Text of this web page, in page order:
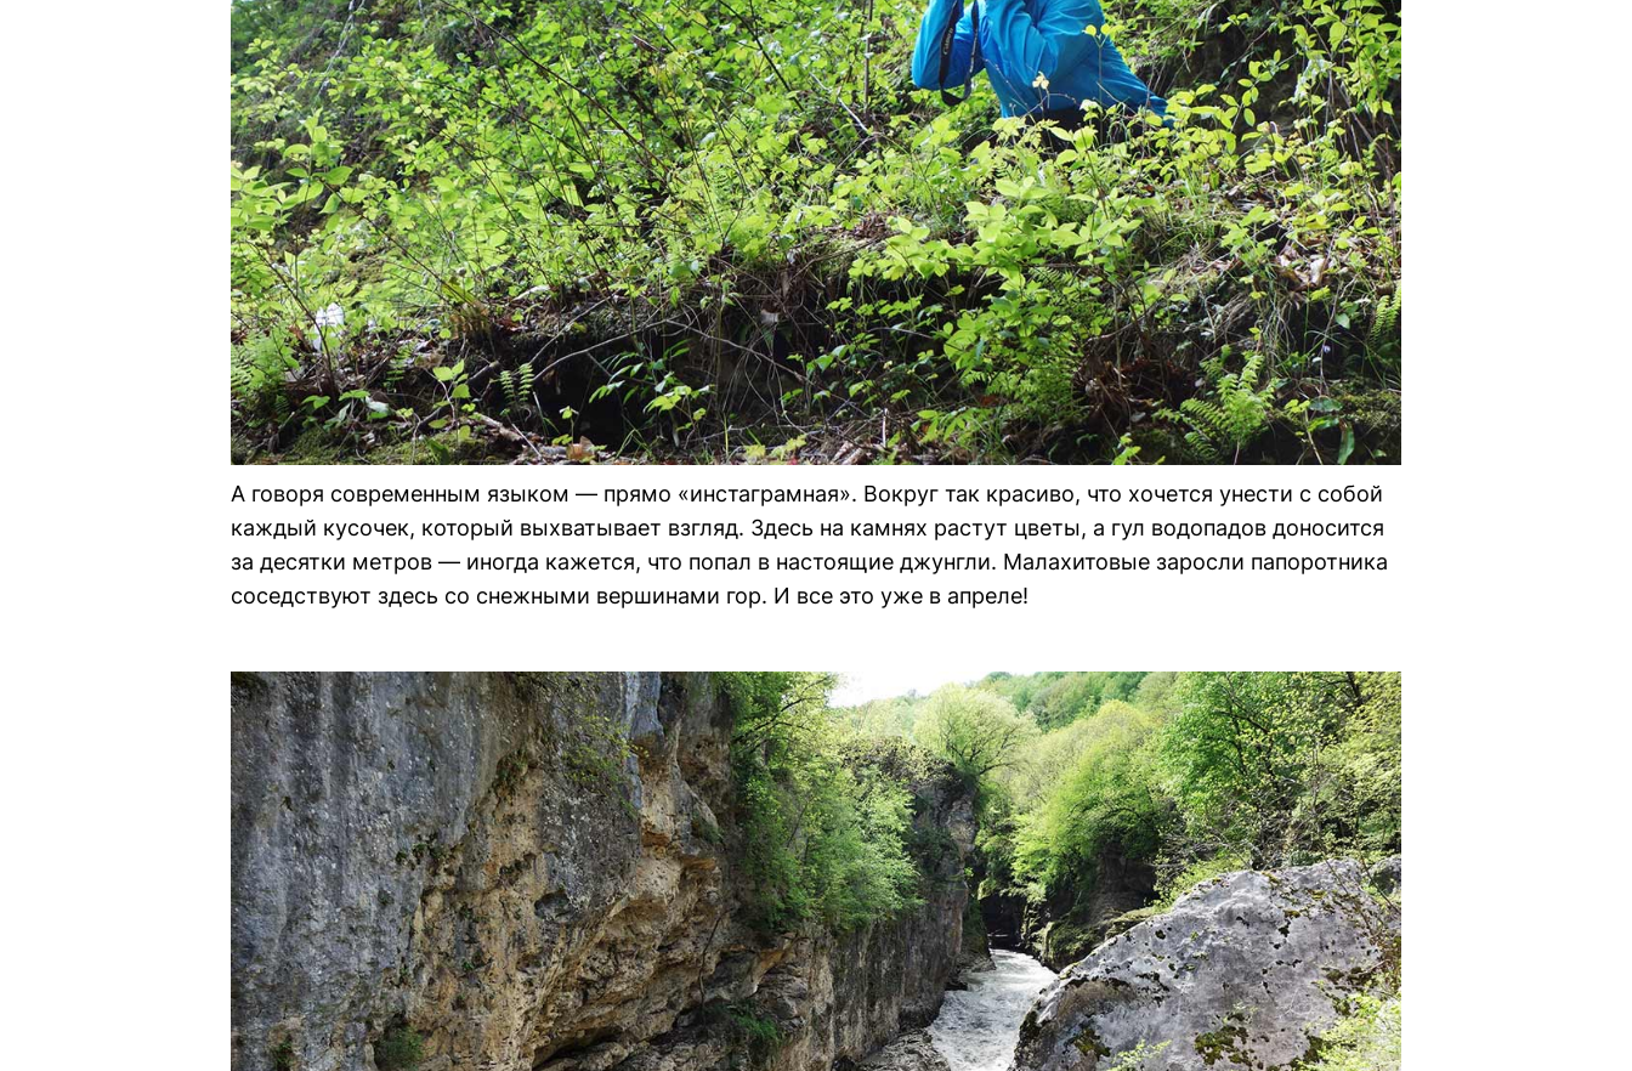
А говоря современным языком — прямо «инстаграмная». Вокруг так красиво, что хочется унести с собой
каждый кусочек, который выхватывает взгляд. Здесь на камнях растут цветы, а гул водопадов доносится
за десятки метров — иногда кажется, что попал в настоящие джунгли. Малахитовые заросли папоротника
соседствуют здесь со снежными вершинами гор. И все это уже в апреле!